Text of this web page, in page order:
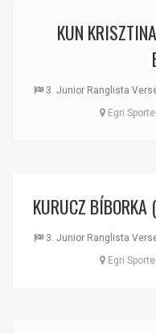
KUN KRISZTINA
3. Junior Ranglista
Egri
KURUCZ BÍBORKA
3. Junior Ranglista
Egri